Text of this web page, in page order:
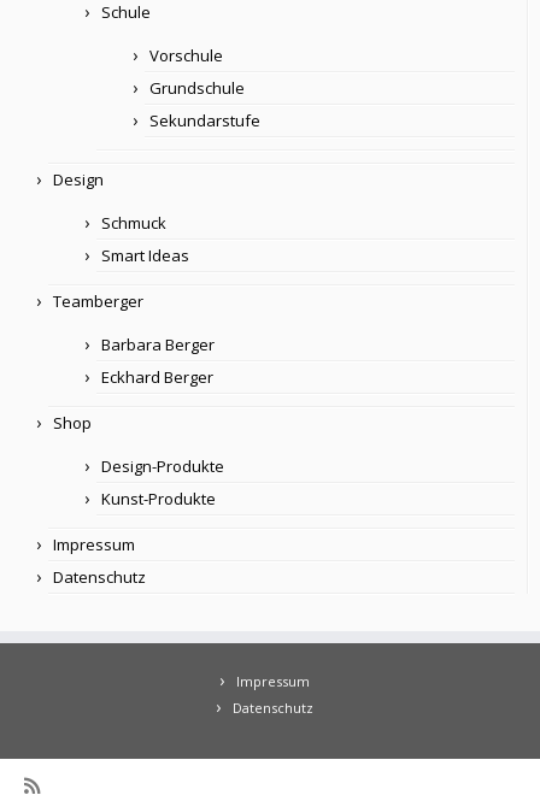
Schule
Vorschule
Grundschule
Sekundarstufe
Design
Schmuck
Smart Ideas
Teamberger
Barbara Berger
Eckhard Berger
Shop
Design-Produkte
Kunst-Produkte
Impressum
Datenschutz
Impressum
Datenschutz